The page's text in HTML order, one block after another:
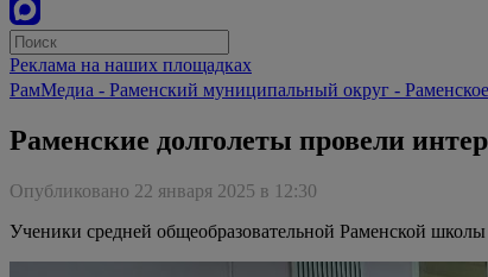
Реклама на наших площадках
РамМедиа - Раменский муниципальный округ - Раменское
Раменские долголеты провели
Опубликовано 22 января 2025 в 12:30
Ученики средней общеобразовательной Раменской